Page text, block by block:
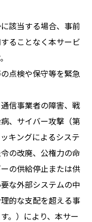
該当する場合、事前
ることなく本サービ
点検や保守等を緊急
信事業者の障害、戦
、サイバー攻撃（第
キングによるシステ
の改廃、公権力の命
の供給停止または供
な外部システムの中
的な支配を超える事
。）により、本サー